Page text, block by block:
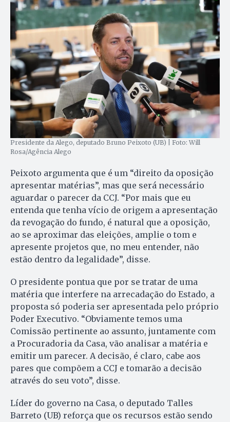
Presidente da Alego, deputado Bruno Peixoto (UB) | Foto: Will
Rosa/Agência Alego
Peixoto argumenta que é um “direito da oposição
apresentar matérias”, mas que será necessário
aguardar o parecer da CCJ. “Por mais que eu
entenda que tenha vício de origem a apresentação
da revogação do fundo, é natural que a oposição,
ao se aproximar das eleições, amplie o tom e
apresente projetos que, no meu entender, não
estão dentro da legalidade”, disse.
O presidente pontua que por se tratar de uma
matéria que interfere na arrecadação do Estado, a
proposta só poderia ser apresentada pelo próprio
Poder Executivo. “Obviamente temos uma
Comissão pertinente ao assunto, juntamente com
a Procuradoria da Casa, vão analisar a matéria e
emitir um parecer. A decisão, é claro, cabe aos
pares que compõem a CCJ e tomarão a decisão
através do seu voto”, disse.
Líder do governo na Casa, o deputado Talles
Barreto (UB) reforça que os recursos estão sendo